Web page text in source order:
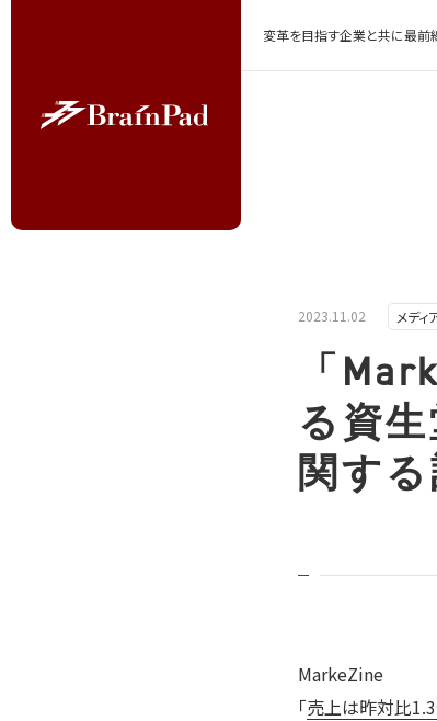
変革を目指す企業と共に最前
2023.11.02 メデ
「
る資
関す
MarkeZine
「売上は昨対比1.3